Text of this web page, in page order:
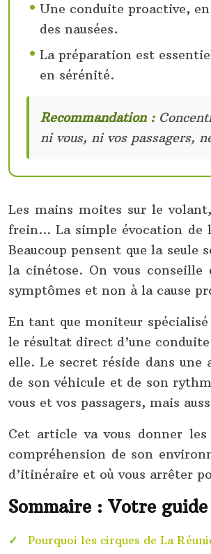
Une conduite proactive,
des nausées.
La préparation est
en sérénité.
Recommandation :
ni vous, ni vos passagers,
Les mains moites sur le
frein… La simple évocation de
Beaucoup pensent que la
la cinétose. On vous conseille
symptômes et non à la cause
En tant que moniteur
le résultat direct d’une
elle. Le secret réside dans
de son véhicule et de son
vous et vos passagers, mais
Cet article va vous donner
compréhension de son
d’itinéraire et où vous arrêter
Sommaire : Votre
Pourquoi les cirques de La